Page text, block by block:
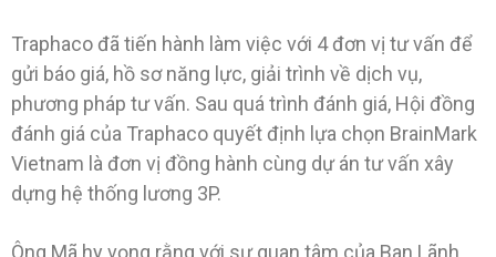
Traphaco đã tiến hành làm việc với 4 đơn vị tư vấn để
gửi báo giá, hồ sơ năng lực, giải trình về dịch vụ,
phương pháp tư vấn. Sau quá trình đánh giá, Hội đồng
đánh giá của Traphaco quyết định lựa chọn BrainMark
Vietnam là đơn vị đồng hành cùng dự án tư vấn xây
dựng hệ thống lương 3P.
Ông Mã hy vọng rằng với sự quan tâm của Ban Lãnh